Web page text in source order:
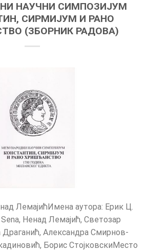
НАУЧНИ СИМПОЗИЈУМ
СИРМИЈУМ И РАНО
(ЗБОРНИК РАДОВА)
ЛемајићИмена аутора: Ерик Ц.
Ненад Лемајић, Светозар
Aлександра Смирнов-
Борис СтојковскиМесто